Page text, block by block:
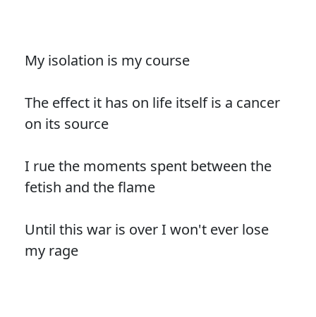
My isolation is my course
The effect it has on life itself is a cancer
on its source
I rue the moments spent between the
fetish and the flame
Until this war is over I won't ever lose
my rage